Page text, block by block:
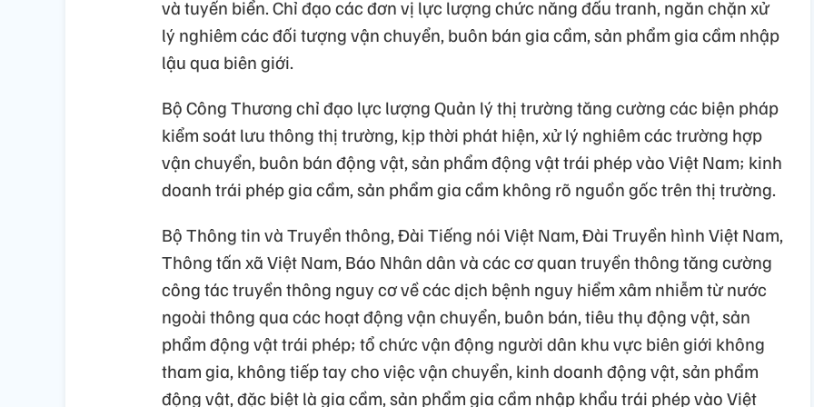
và tuyến biển. Chỉ đạo các đơn vị lực lượng chức năng đấu tranh, ngăn chặn xử
lý nghiêm các đối tượng vận chuyển, buôn bán gia cầm, sản phẩm gia cầm nhập
lậu qua biên giới.
Bộ Công Thương chỉ đạo lực lượng Quản lý thị trường tăng cường các biện pháp
kiểm soát lưu thông thị trường, kịp thời phát hiện, xử lý nghiêm các trường hợp
vận chuyển, buôn bán động vật, sản phẩm động vật trái phép vào Việt Nam; kinh
doanh trái phép gia cầm, sản phẩm gia cầm không rõ nguồn gốc trên thị trường.
Bộ Thông tin và Truyền thông, Đài Tiếng nói Việt Nam, Đài Truyền hình Việt Nam,
Thông tấn xã Việt Nam, Báo Nhân dân và các cơ quan truyền thông tăng cường
công tác truyền thông nguy cơ về các dịch bệnh nguy hiểm xâm nhiễm từ nước
ngoài thông qua các hoạt động vận chuyển, buôn bán, tiêu thụ động vật, sản
phẩm động vật trái phép; tổ chức vận động người dân khu vực biên giới không
tham gia, không tiếp tay cho việc vận chuyển, kinh doanh động vật, sản phẩm
động vật, đặc biệt là gia cầm, sản phẩm gia cầm nhập khẩu trái phép vào Việt